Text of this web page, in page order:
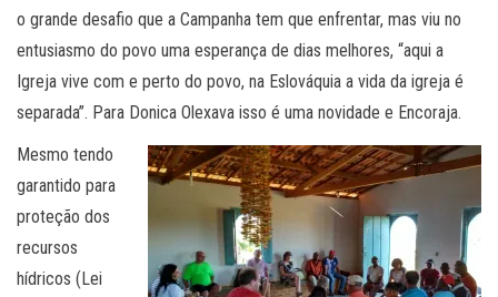
o grande desafio que a Campanha tem que enfrentar, mas viu no
entusiasmo do povo uma esperança de dias melhores, “aqui a
Igreja vive com e perto do povo, na Eslováquia a vida da igreja é
separada”. Para Donica Olexava isso é uma novidade e Encoraja.
Mesmo tendo
garantido para
proteção dos
recursos
hídricos (Lei